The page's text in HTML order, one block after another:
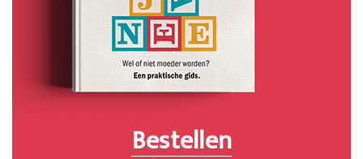
Bestellen